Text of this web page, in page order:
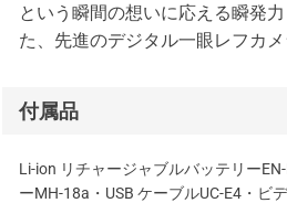
という瞬間の想いに応える瞬発
た、先進のデジタル一眼レフカメ
付属品
Li-ion リチャージャブルバッテリー
ーMH-18a・USB ケーブルUC-E4・ビ